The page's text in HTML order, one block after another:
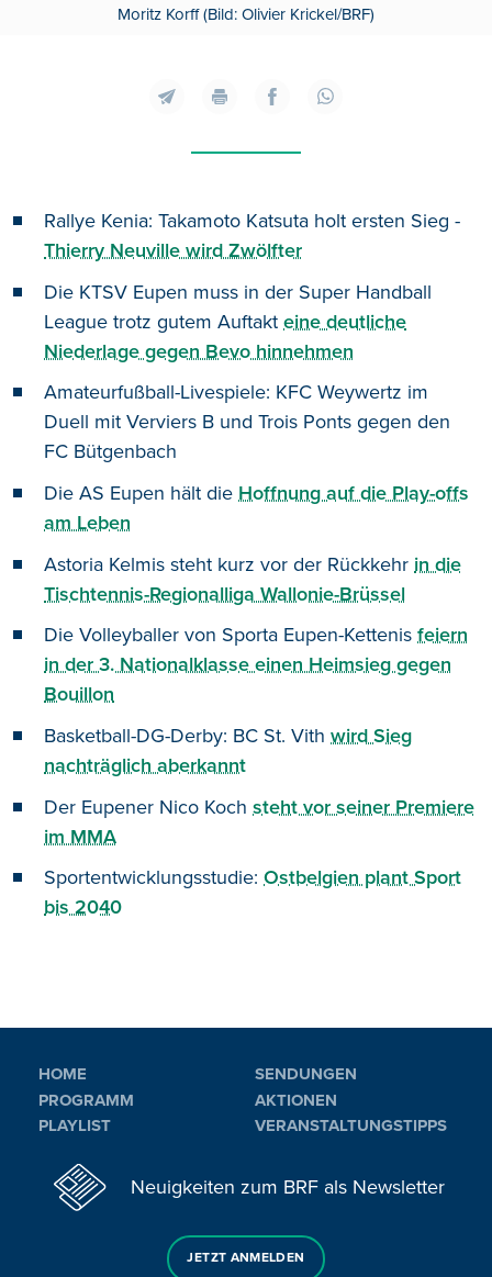
Moritz Korff (Bild: Olivier Krickel/BRF)
Rallye Kenia: Takamoto Katsuta holt ersten Sieg -
Thierry Neuville wird Zwölfter
Die KTSV Eupen muss in der Super Handball
League trotz gutem Auftakt eine deutliche
Niederlage gegen Bevo hinnehmen
Amateurfußball-Livespiele: KFC Weywertz im
Duell mit Verviers B und Trois Ponts gegen den
FC Bütgenbach
Die AS Eupen hält die Hoffnung auf die Play-offs
am Leben
Astoria Kelmis steht kurz vor der Rückkehr in die
Tischtennis-Regionalliga Wallonie-Brüssel
Die Volleyballer von Sporta Eupen-Kettenis feiern
in der 3. Nationalklasse einen Heimsieg gegen
Bouillon
Basketball-DG-Derby: BC St. Vith wird Sieg
nachträglich aberkannt
Der Eupener Nico Koch steht vor seiner Premiere
im MMA
Sportentwicklungsstudie: Ostbelgien plant Sport
bis 2040
HOME
PROGRAMM
PLAYLIST
SENDUNGEN
AKTIONEN
VERANSTALTUNGSTIPPS
Neuigkeiten zum BRF als Newsletter
JETZT ANMELDEN